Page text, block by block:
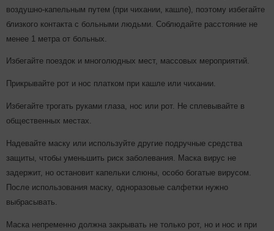
воздушно-капельным путем (при чихании, кашле), поэтому избегайте
близкого контакта с больными людьми. Соблюдайте расстояние не
менее 1 метра от больных.
Избегайте поездок и многолюдных мест, массовых мероприятий.
Прикрывайте рот и нос платком при кашле или чихании.
Избегайте трогать руками глаза, нос или рот. Не сплевывайте в
общественных местах.
Надевайте маску или используйте другие подручные средства
защиты, чтобы уменьшить риск заболевания. Маска вирус не
задержит, но остановит капельки слюны, особо богатые вирусом.
После использования маску, одноразовые салфетки нужно
выбрасывать.
Маска непременно должна закрывать не только рот, но и нос и при